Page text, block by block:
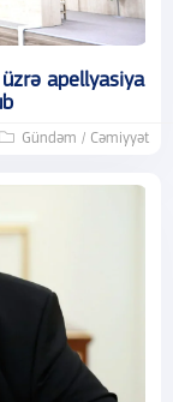
apellyasiya
Gündəm / Cəmiyyət